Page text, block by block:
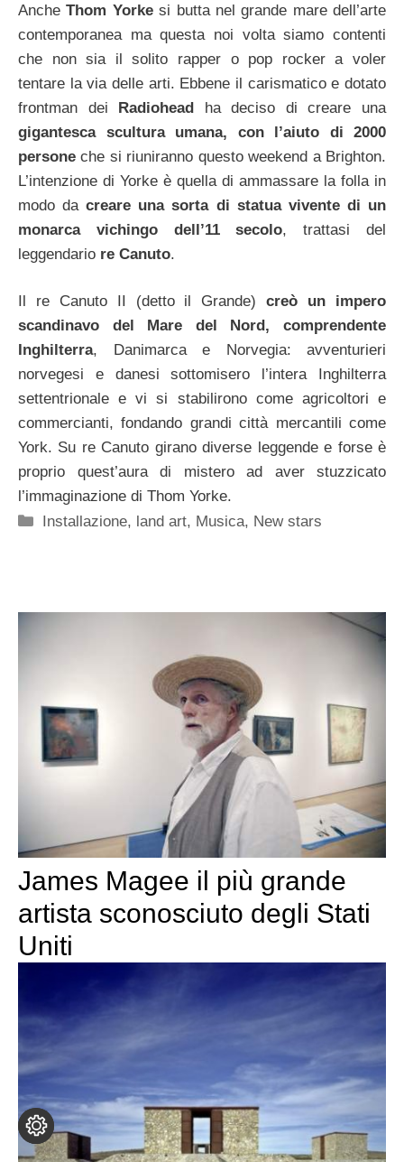
AncheThom Yorkesi butta nel grande mare dell’arte
contemporanea ma questa noi volta siamo contenti
che non sia il solito rapper o pop rocker a voler
tentare la via delle arti. Ebbene il carismatico e dotato
frontman dei Radiohead ha deciso di creare una
gigantesca scultura umana, con l’aiuto di 2000
persone che si riuniranno questo weekend a Brighton.
L’intenzione di Yorke è quella di ammassare la folla in
modo da creare una sorta di statua vivente di un
monarca vichingo dell’11 secolo, trattasi del
leggendario re Canuto.
Il re Canuto II (detto il Grande) creò un impero
scandinavo del Mare del Nord, comprendente
Inghilterra, Danimarca e Norvegia: avventurieri
norvegesi e danesi sottomisero l’intera Inghilterra
settentrionale e vi si stabilirono come agricoltori e
commercianti, fondando grandi città mercantili come
York. Su re Canuto girano diverse leggende e forse è
proprio quest’aura di mistero ad aver stuzzicato
l’immaginazione di Thom Yorke.
Categorie
Installazione, land art, Musica, New stars
James Magee il più grande
artista sconosciuto degli Stati
Uniti